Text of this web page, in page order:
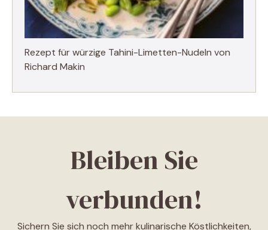
Rezept für würzige Tahini-Limetten-Nudeln von
Richard Makin
Bleiben Sie
verbunden!
Sichern Sie sich noch mehr kulinarische Köstlichkeiten,